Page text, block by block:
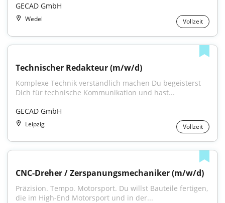
GECAD GmbH
Wedel Vollzeit
Technischer Redakteur (m/w/d)
Komplexe Technik verständlich machen Du begeisterst
Dich für technische Kommunikation und hast...
GECAD GmbH
Leipzig Vollzeit
CNC-Dreher / Zerspanungsmechaniker (m/w/d)
Präzision. Tempo. Motorsport. Du willst Bauteile fertigen,
die im High-End Motorsport und in der...